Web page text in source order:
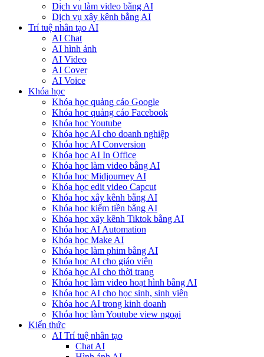
Dịch vụ làm video bằng AI
Dịch vụ xây kênh bằng AI
Trí tuệ nhân tạo AI
AI Chat
AI hình ảnh
AI Video
AI Cover
AI Voice
Khóa học
Khóa học quảng cáo Google
Khóa học quảng cáo Facebook
Khóa học Youtube
Khóa học AI cho doanh nghiệp
Khóa học AI Conversion
Khóa học AI In Office
Khóa học làm video bằng AI
Khóa học Midjourney AI
Khóa học edit video Capcut
Khóa học xây kênh bằng AI
Khóa học kiếm tiền bằng AI
Khóa học xây kênh Tiktok bằng AI
Khóa học AI Automation
Khóa học Make AI
Khóa học làm phim bằng AI
Khóa học AI cho giáo viên
Khóa học AI cho thời trang
Khóa học làm video hoạt hình bằng AI
Khóa học AI cho học sinh, sinh viên
Khóa hoc AI trong kinh doanh
Khóa học làm Youtube view ngoại
Kiến thức
AI Trí tuệ nhân tạo
Chat AI